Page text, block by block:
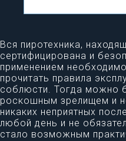
Вся пиротехника,
сертифицирована и
применением
прочитать правила
соблюсти. Тогда можно
роскошным зрелищем и
никаких неприятных
любой день и не
стало возможным